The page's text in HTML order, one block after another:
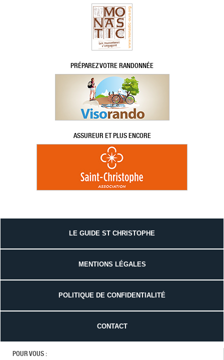
PRÉPAREZ VOTRE RANDONNÉE
ASSUREUR ET PLUS ENCORE
LE GUIDE ST CHRISTOPHE
MENTIONS LÉGALES
POLITIQUE DE CONFIDENTIALITÉ
CONTACT
POUR VOUS :